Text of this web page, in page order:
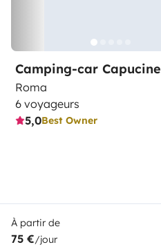
Camping-car Capucine
Roma
6 voyageurs
5,0Best Owner
À partir de
75 €/jour